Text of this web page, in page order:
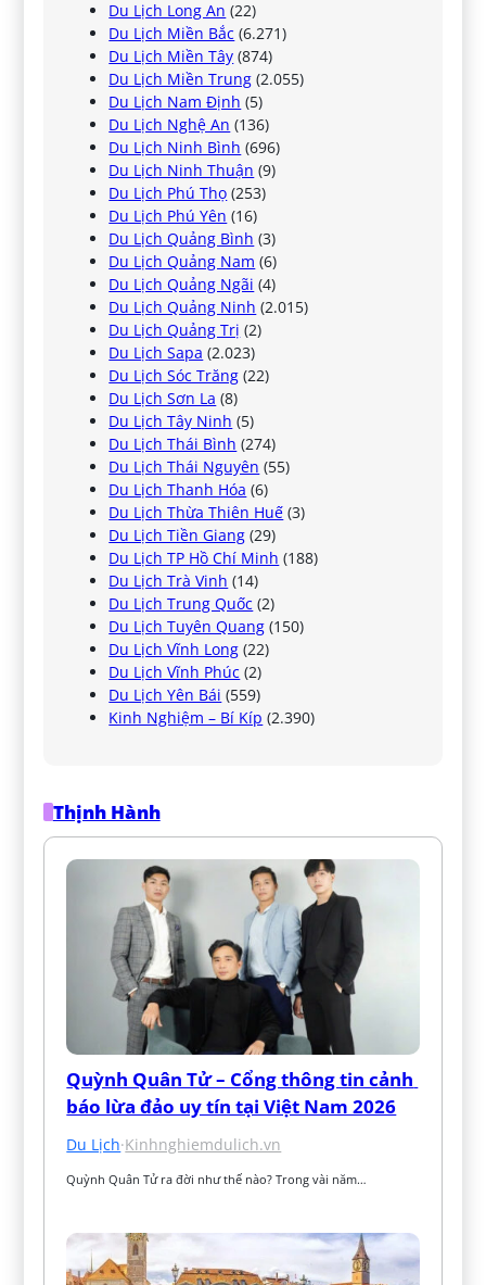
Du Lịch Long An (22)
Du Lịch Miền Bắc (6.271)
Du Lịch Miền Tây (874)
Du Lịch Miền Trung (2.055)
Du Lịch Nam Định (5)
Du Lịch Nghệ An (136)
Du Lịch Ninh Bình (696)
Du Lịch Ninh Thuận (9)
Du Lịch Phú Thọ (253)
Du Lịch Phú Yên (16)
Du Lịch Quảng Bình (3)
Du Lịch Quảng Nam (6)
Du Lịch Quảng Ngãi (4)
Du Lịch Quảng Ninh (2.015)
Du Lịch Quảng Trị (2)
Du Lịch Sapa (2.023)
Du Lịch Sóc Trăng (22)
Du Lịch Sơn La (8)
Du Lịch Tây Ninh (5)
Du Lịch Thái Bình (274)
Du Lịch Thái Nguyên (55)
Du Lịch Thanh Hóa (6)
Du Lịch Thừa Thiên Huế (3)
Du Lịch Tiền Giang (29)
Du Lịch TP Hồ Chí Minh (188)
Du Lịch Trà Vinh (14)
Du Lịch Trung Quốc (2)
Du Lịch Tuyên Quang (150)
Du Lịch Vĩnh Long (22)
Du Lịch Vĩnh Phúc (2)
Du Lịch Yên Bái (559)
Kinh Nghiệm – Bí Kíp (2.390)
Thịnh Hành
Quỳnh Quân Tử – Cổng thông tin cảnh
báo lừa đảo uy tín tại Việt Nam 2026
Du Lịch·Kinhnghiemdulich.vn
Quỳnh Quân Tử ra đời như thế nào? Trong vài năm…